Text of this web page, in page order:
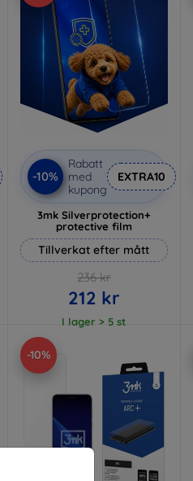
-10%
Rabatt
med
kupong
EXTRA10
3mk Silverprotection+
protective film
Tillverkat efter mått
236 kr
212 kr
I lager > 5 st
-10%